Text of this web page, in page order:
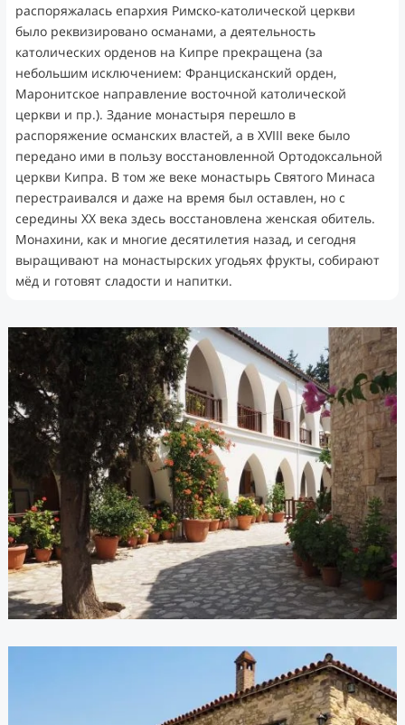
распоряжалась епархия Римско-католической церкви
было реквизировано османами, а деятельность
католических орденов на Кипре прекращена (за
небольшим исключением: Францисканский орден,
Маронитское направление восточной католической
церкви и пр.). Здание монастыря перешло в
распоряжение османских властей, а в XVIII веке было
передано ими в пользу восстановленной Ортодоксальной
церкви Кипра. В том же веке монастырь Святого Минаса
перестраивался и даже на время был оставлен, но с
середины XX века здесь восстановлена женская обитель.
Монахини, как и многие десятилетия назад, и сегодня
выращивают на монастырских угодьях фрукты, собирают
мёд и готовят сладости и напитки.